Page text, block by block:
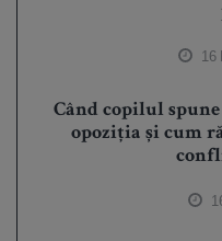
16
Când copilul
opoziția și cum